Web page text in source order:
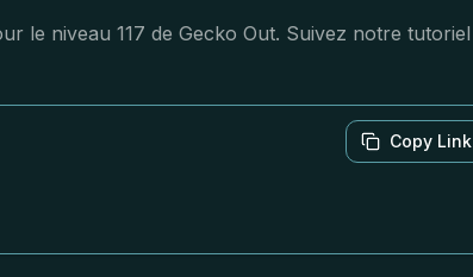
le niveau 117 de Gecko Out. Suivez notre tutoriel
Copy Link